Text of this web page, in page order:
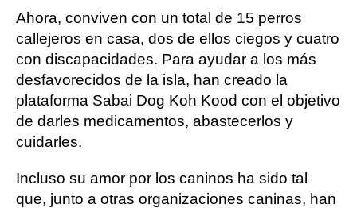
Ahora, conviven con un total de 15 perros
callejeros en casa, dos de ellos ciegos y cuatro
con discapacidades. Para ayudar a los más
desfavorecidos de la isla, han creado la
plataforma Sabai Dog Koh Kood con el objetivo
de darles medicamentos, abastecerlos y
cuidarles.
Incluso su amor por los caninos ha sido tal
que, junto a otras organizaciones caninas, han